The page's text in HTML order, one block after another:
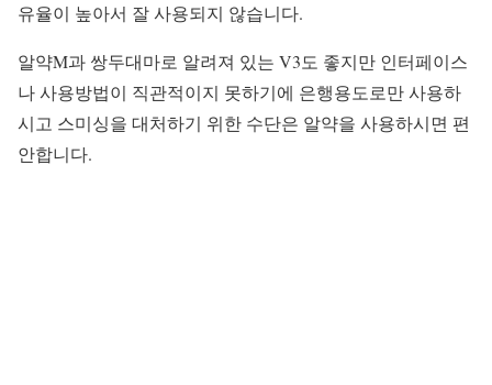
유율이 높아서 잘 사용되지 않습니다.
알약M과 쌍두대마로 알려져 있는 V3도 좋지만 인터페이스
나 사용방법이 직관적이지 못하기에 은행용도로만 사용하
시고 스미싱을 대처하기 위한 수단은 알약을 사용하시면 편
안합니다.